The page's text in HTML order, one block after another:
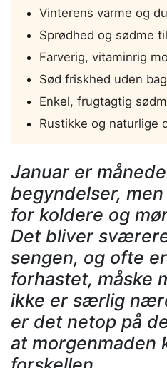
Vinterens varme og
Sprødhed og sødme
Farverig, vitaminrig
Sød friskhed uden
Enkel, frugtagtig
Rustikke og naturlige
Januar er
begyndelser,
for koldere og
Det bliver
sengen, og ofte
forhastet, måske
ikke er særlig
er det netop på
at morgenmaden